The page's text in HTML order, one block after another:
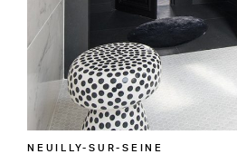
NEUILLY-SUR-SEINE